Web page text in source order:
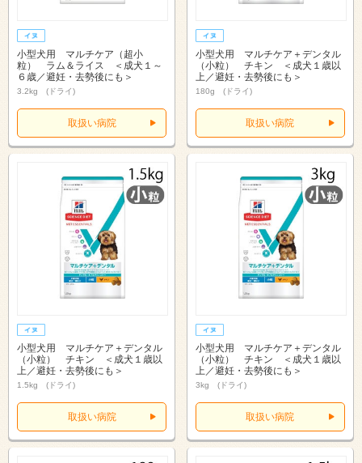
小型犬用 マルチケア（超小
粒） ラム＆ライス ＜成犬１～
６歳／避妊・去勢後にも＞
3.2kg (ドライ)
取扱い病院
小型犬用 マルチケア＋デンタル
（小粒） チキン ＜成犬１歳以
上／避妊・去勢後にも＞
180g (ドライ)
取扱い病院
小型犬用 マルチケア＋デンタル
（小粒） チキン ＜成犬１歳以
上／避妊・去勢後にも＞
1.5kg (ドライ)
取扱い病院
小型犬用 マルチケア＋デンタル
（小粒） チキン ＜成犬１歳以
上／避妊・去勢後にも＞
3kg (ドライ)
取扱い病院